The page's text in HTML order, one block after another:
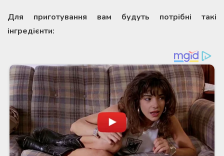
Для приготування вам будуть потрібні такі
інгредієнти: